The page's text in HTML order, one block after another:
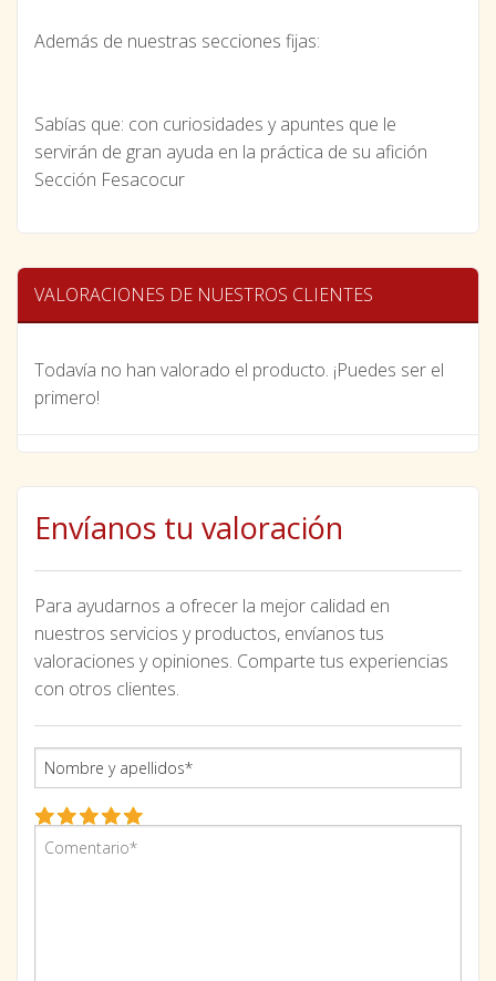
Además de nuestras secciones fijas:
Sabías que: con curiosidades y apuntes que le
servirán de gran ayuda en la práctica de su afición
Sección Fesacocur
VALORACIONES DE NUESTROS CLIENTES
Todavía no han valorado el producto. ¡Puedes ser el
primero!
Envíanos tu valoración
Para ayudarnos a ofrecer la mejor calidad en
nuestros servicios y productos, envíanos tus
valoraciones y opiniones. Comparte tus experiencias
con otros clientes.